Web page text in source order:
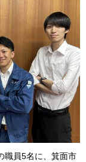
職員5名に、箕面市